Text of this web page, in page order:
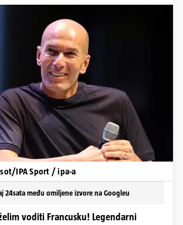
IPA Sport / ipa-a
24sata među omiljene izvore na Googleu
voditi Francusku! Legendarni